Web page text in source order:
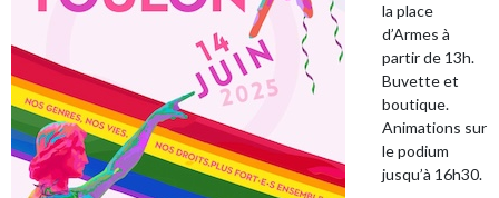
la place
d’Armes à
partir de 13h.
Buvette et
boutique.
Animations sur
le podium
jusqu’à 16h30.